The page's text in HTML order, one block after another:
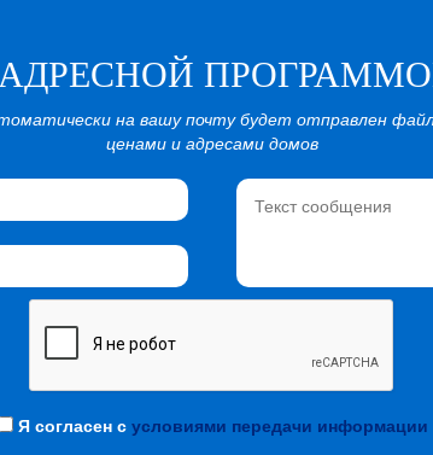
на вашу почту будет отправлен
ценами и адресами домов
Я согласен с условиями передачи информации